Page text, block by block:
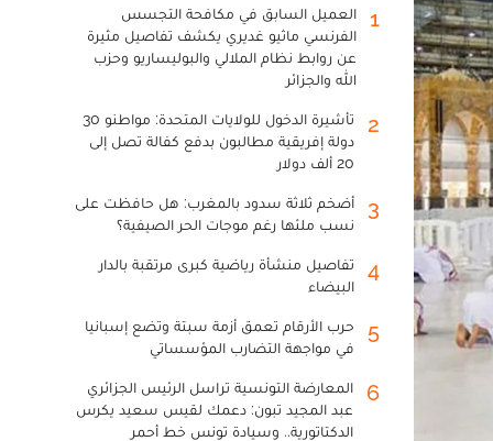
1
العميل السابق في مكافحة التجسس
الفرنسي ماثيو غديري يكشف تفاصيل مثيرة
عن روابط نظام الملالي والبوليساريو وحزب
الله والجزائر
2
تأشيرة الدخول للولايات المتحدة: مواطنو 30
دولة إفريقية مطالبون بدفع كفالة تصل إلى
20 ألف دولار
3
أضخم ثلاثة سدود بالمغرب: هل حافظت على
نسب ملئها رغم موجات الحر الصيفية؟
4
تفاصيل منشأة رياضية كبرى مرتقبة بالدار
البيضاء
5
حرب الأرقام تعمق أزمة سبتة وتضع إسبانيا
في مواجهة التضارب المؤسساتي
6
المعارضة التونسية تراسل الرئيس الجزائري
عبد المجيد تبون: دعمك لقيس سعيد يكرس
الدكتاتورية.. وسيادة تونس خط أحمر